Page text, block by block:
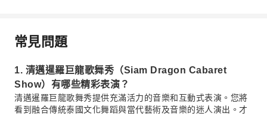
常見問題
1. 清邁暹羅巨龍歌舞秀（Siam Dragon Cabaret
Show）有哪些精彩表演？
清邁暹羅巨龍歌舞秀提供充滿活力的音樂和互動式表演。您將
看到融合傳統泰國文化舞蹈與當代藝術及音樂的迷人演出。才